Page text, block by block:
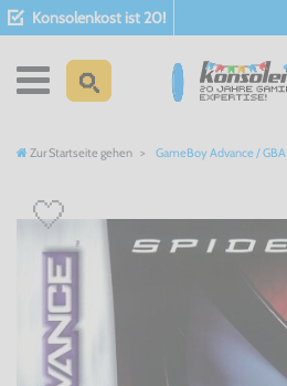
Konsolenkost ist 20!
Zur Startseite gehen GameBoy Advance / GBA